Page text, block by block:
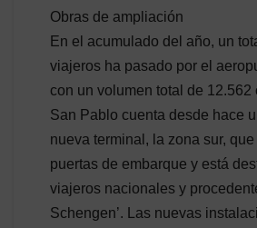
Obras de ampliación
En el acumulado del año, un
viajeros ha pasado por el
con un volumen total de 12.562
San Pablo cuenta desde hace
nueva terminal, la zona sur,
puertas de embarque y está
viajeros nacionales y
Schengen’. Las nuevas